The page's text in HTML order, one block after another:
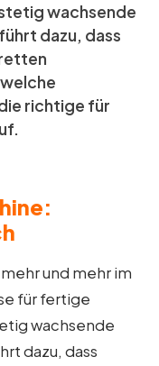
wachsende
dazu, dass
richtige für
und mehr im
für fertige
wachsende
dazu, dass